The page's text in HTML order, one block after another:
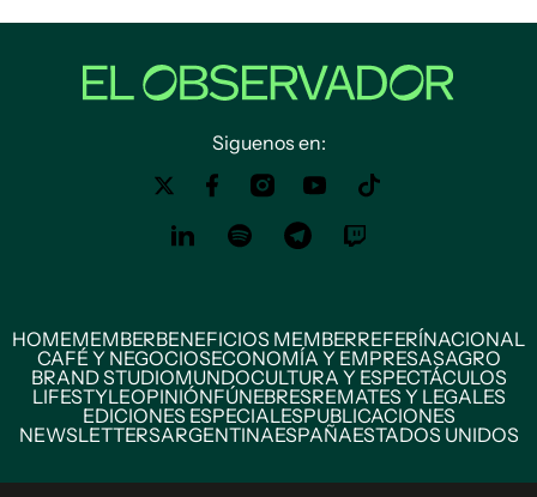
Siguenos en:
HOMEMEMBERBENEFICIOS MEMBERREFERÍNACIONAL
CAFÉ Y NEGOCIOSECONOMÍA Y EMPRESASAGRO
BRAND STUDIOMUNDOCULTURA Y ESPECTÁCULOS
LIFESTYLEOPINIÓNFÚNEBRESREMATES Y LEGALES
EDICIONES ESPECIALESPUBLICACIONES
NEWSLETTERSARGENTINAESPAÑAESTADOS UNIDOS